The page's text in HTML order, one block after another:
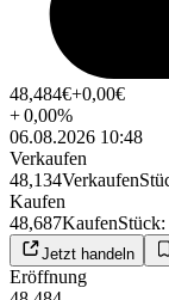
48,484€+0,00€
+0,00%
06.08.2026 10:48
Verkaufen
48,134Verkaufen
Kaufen
48,687KaufenStück:
Jetzt handeln
Eröffnung